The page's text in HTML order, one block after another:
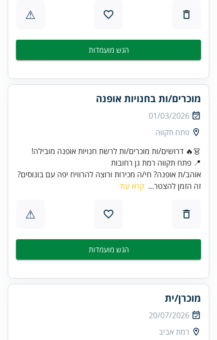
⚠
הגש מועמדות
מוכרים/ות בחנויות אופנה
01/03/2026
פתח תקווה
📍 פתח תקווה רמת גן רחובות
אוהב/ת אופנה? חי/ה מכירות ורוצה להרוויח יפה עם בונוסים?
זה הזמן להצטר... קרא עוד
⚠
הגש מועמדות
מוכרן/ית
20/07/2026
רמת אביב